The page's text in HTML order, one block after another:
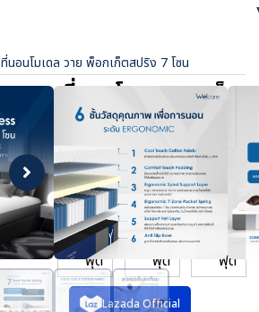
ที่นอนโมเดล วาย พ็อกเก็ตสปริง 7 โซน
ที่นอนโมเดล วาย พ็
อกเก็ตสปริง 7 โซน
฿ 12,900 -
17,900
ตัวเลือก :
3.5
ฟุต
5
ฟุต
ฟุต
Lazada Official